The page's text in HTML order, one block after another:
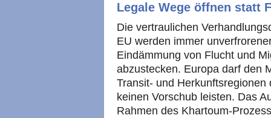
Legale Wege öffnen statt
Die vertraulichen
EU werden immer
Eindämmung von Flucht und
abzustecken. Europa darf den
Transit- und
keinen Vorschub leisten. Das
Rahmen des Khartoum-